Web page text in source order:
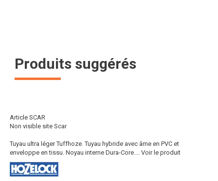
Produits suggérés
Article SCAR
Non visible site Scar
Tuyau ultra léger Tuffhoze. Tuyau hybride avec âme en PVC et
enveloppe en tissu. Noyau interne Dura-Core....
Voir le produit